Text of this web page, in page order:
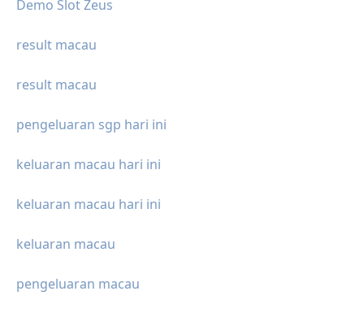
Demo Slot Zeus
result macau
result macau
pengeluaran sgp hari ini
keluaran macau hari ini
keluaran macau hari ini
keluaran macau
pengeluaran macau